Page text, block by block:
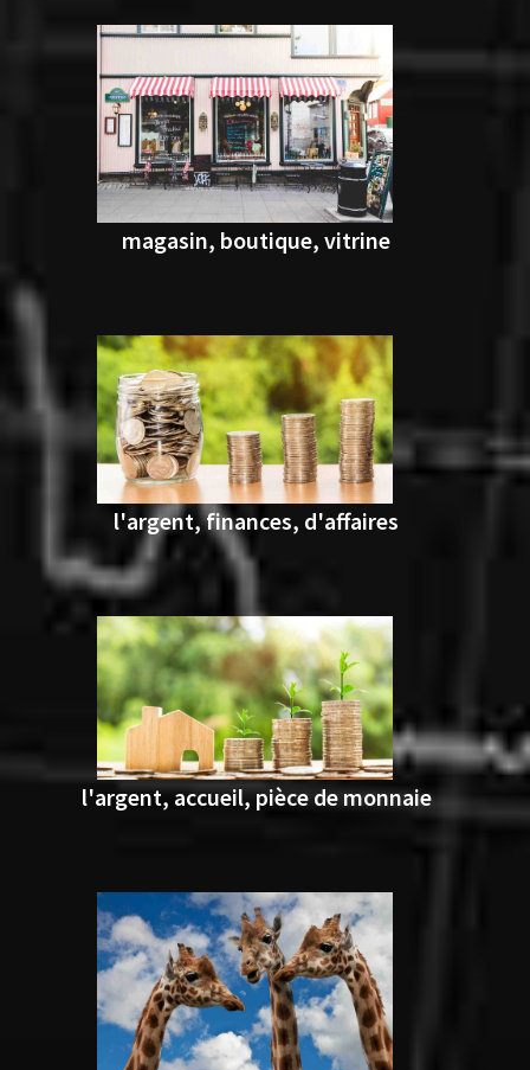
magasin, boutique, vitrine
l'argent, finances, d'affaires
l'argent, accueil, pièce de monnaie